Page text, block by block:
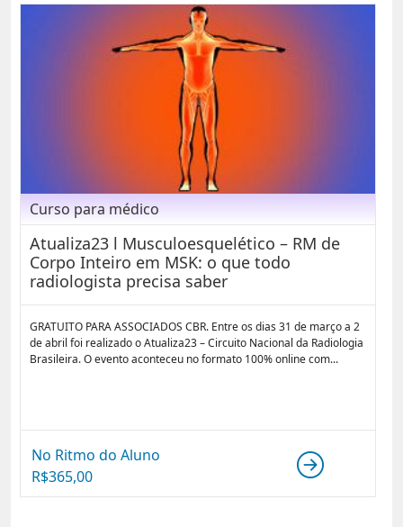
Curso para médico
Atualiza23 l Musculoesquelético – RM de
Corpo Inteiro em MSK: o que todo
radiologista precisa saber
GRATUITO PARA ASSOCIADOS CBR. Entre os dias 31 de março a 2
de abril foi realizado o Atualiza23 – Circuito Nacional da Radiologia
Brasileira. O evento aconteceu no formato 100% online com...
No Ritmo do Aluno
R$365,00